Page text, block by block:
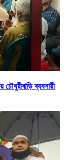
ব্যবসায়ী